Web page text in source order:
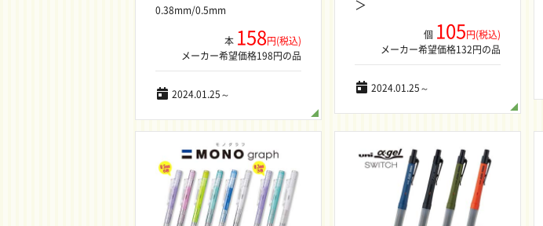
0.38mm/0.5mm
本 158円(税込)
メーカー希望価格198円の品
2024.01.25～
＞
個 105円(税込)
メーカー希望価格132円の品
2024.01.25～